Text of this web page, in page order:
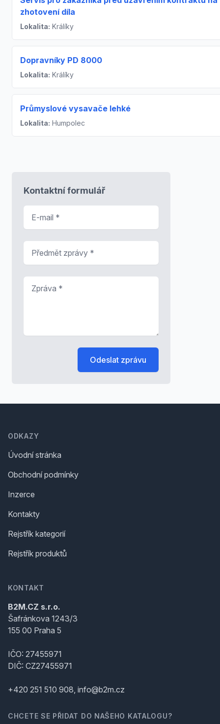
zhotovení díla
Lokalita: Králíky
Dopravníky PD 8000
Lokalita: Králíky
Průmyslové vysavače lehké
Lokalita: Humpolec
Kontaktní formulář
Odeslat zprávu
ODKAZY
Úvodní stránka
Obchodní podmínky
Inzerce
Kontakty
Rejstřík kategorií
Rejstřík produktů
KONTAKT
B2M.CZ s.r.o.
Šafránkova 1243/3
155 00 Praha 5
IČO: 27455971
DIČ: CZ27455971
+420 251 510 908, info@b2m.cz
CHCETE SE PŘIDAT DO NAŠEHO KATALOGU?